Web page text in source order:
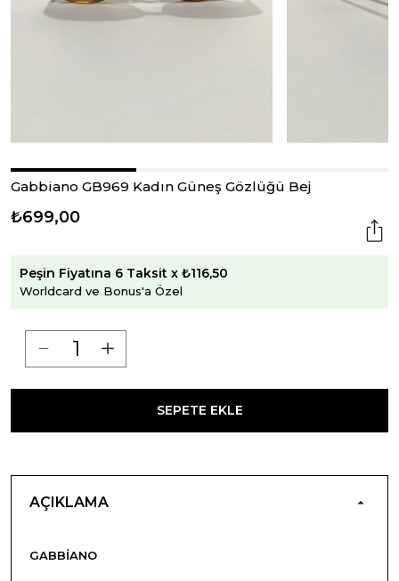
Gabbiano GB969 Kadın Güneş Gözlüğü Bej
₺699,00
Peşin Fiyatına 6 Taksit x ₺116,50
Worldcard ve Bonus'a Özel
SEPETE EKLE
AÇIKLAMA
GABBIANO